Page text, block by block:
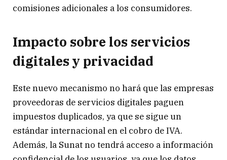
comisiones adicionales a los consumidores.
Impacto sobre los servicios
digitales y privacidad
Este nuevo mecanismo no hará que las empresas
proveedoras de servicios digitales paguen
impuestos duplicados, ya que se sigue un
estándar internacional en el cobro de IVA.
Además, la Sunat no tendrá acceso a información